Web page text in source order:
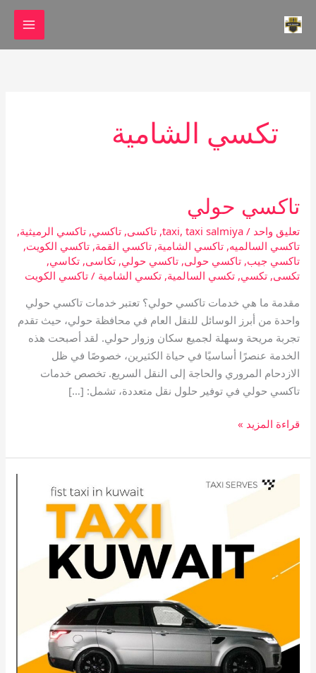
إلى
تكسي الشامية
تاكسي حولي
تعليق واحد /
taxi, taxi salmiya
,تاكسى,تاكسي,تاكسي الرميثية,
تاكسي السالميه,تاكسي الشامية,تاكسي القمة,تاكسي الكويت,
تاكسي جيب,تاكسي حولى,تاكسي حولي,تكاسى,تكاسي,
تكسى,تكسي,تكسي السالمية,تكسي الشامية /تاكسي الكويت
مقدمة ما هي خدمات تاكسي حولي؟ تعتبر خدمات تاكسي حولي
واحدة من أبرز الوسائل للنقل العام في محافظة حولي، حيث تقدم
تجربة مريحة وسهلة لجميع سكان وزوار حولي. لقد أصبحت هذه
الخدمة عنصرًا أساسيًا في حياة الكثيرين، خصوصًا في ظل
الازدحام المروري والحاجة إلى النقل السريع. تخصص خدمات
تاكسي حولي في توفير حلول نقل متعددة، تشمل: […]
تاكسي
حولي
قراءة المزيد »
تاكسي